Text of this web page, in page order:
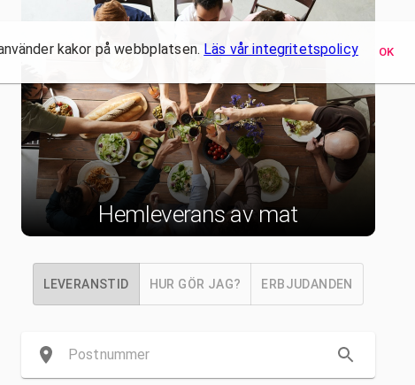
Hemleverans av mat
LEVERANSTID HUR GÖR JAG? ERBJUDANDEN
kakor på webbplatsen. Läs vår integritetspolicy OK